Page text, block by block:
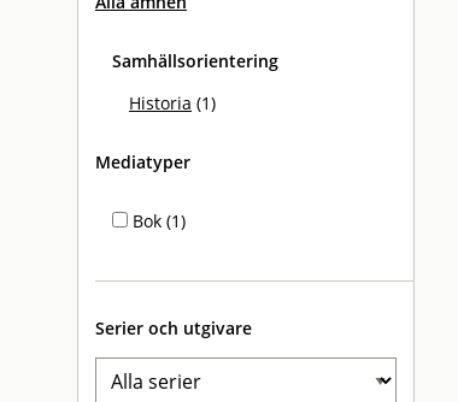
Samhällsorientering
Historia (1)
Mediatyper
Bok (1)
Serier och utgivare